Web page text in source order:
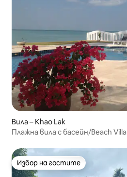
Вила – Khao Lak
Плажна вила с басейн/Beach Villa
Избор на гостите
Избор на гостите